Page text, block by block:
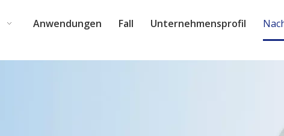
Anwendungen Fall Unternehmensprofil